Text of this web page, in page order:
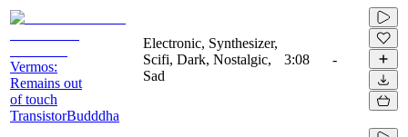
Vermos:
Remains out
of touch
TransistorBudddha
Electronic, Synthesizer,
Scifi, Dark, Nostalgic,
Sad
3:08 -